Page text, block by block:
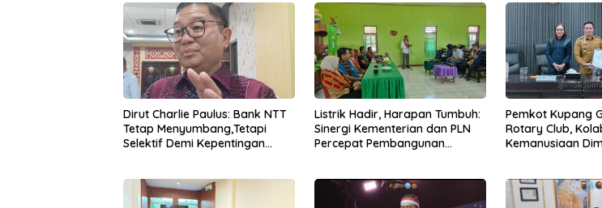
Dirut Charlie Paulus: Bank NTT
Tetap Menyumbang,Tetapi
Selektif Demi Kepentingan
Listrik Hadir, Harapan Tumbuh:
Sinergi Kementerian dan PLN
Percepat Pembangunan
Pemkot Kupang
Rotary Club,
Kemanusiaan